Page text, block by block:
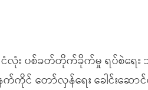
လုံး ပစ်ခတ်တိုက်ခိုက်မှု ရပ်စဲရေး
က်ကိုင် တော်လှန်ရေး ခေါင်းဆ